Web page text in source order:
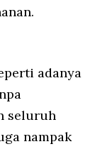
adanya
seluruh
nampak